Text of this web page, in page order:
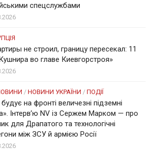
спецслужбами
не строил, границу пересекал: 11
во главе Киевгорстроя»
/ НОВИНИ УКРАЇНИ / ПОДІЇ
на фронті величезні підземні
Інтерв’ю NV із Сержем Марком — про
для Драпатого та технологічні
між ЗСУ й армією Росії